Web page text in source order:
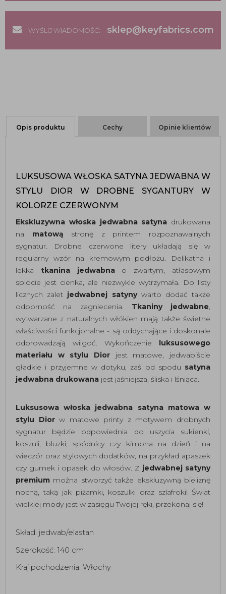
WYŚLIJ WIADOMOŚĆ: sklep@keyfabrics.com
Opis produktu Cechy Opinie klientów
LUKSUSOWA WŁOSKA SATYNA JEDWABNA W
STYLU DIOR W DROBNE SYGANTURY W
KOLORZE CZERWONYM
Ekskluzywna włoska jedwabna satyna drukowana
na matową stronę z printem rozpoznawalnych
sygnatur. Drobne czerwone litery układają się w
regularny wzór na kremowym podłożu. Delikatna i
lekka tkanina jedwabnao zwartym, atłasowym
splocie jest cienka, ale niezwykle wytrzymała. Do listy
licznych zalet jedwabnej satynywarto dodać także
odporność na zagniecenia. Tkaniny jedwabne,
wytwarzane z naturalnych włókien mają także świetne
właściwości funkcjonalne - są oddychające i doskonale
odprowadzają wilgoć. Wykończenie luksusowego
materiału w stylu Dior jest matowe, jedwabiście
gładkie i przyjemne w dotyku, zaś od spodu satyna
jedwabna drukowana jest jaśniejsza, śliska i lśniąca.
Luksusowa włoska jedwabna satyna matowa w
stylu Diorw matowe printy z motywem drobnych
sygnatur będzie odpowiednia do uszycia sukienki,
koszuli, bluzki, spódnicy czy kimona na dzień i na
wieczór oraz stylowych dodatków, na przykład apaszek
czy gumek i opasek do włosów. Z jedwabnej satyny
premium można stworzyć także ekskluzywną bieliznę
nocną, taką jak piżamki, koszulki oraz szlafroki! Świat
wielkiej mody jest w zasięgu Twojej ręki, przekonaj się!
Skład: jedwab/elastan
Szerokość: 140 cm
Kraj pochodzenia: Włochy